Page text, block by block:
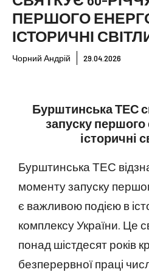
ПЕРШОГО
ІСТОРИЧНІ
Чорний Андрій 29.04.2026
Бурштинська ТЕС
запуску першого
історичні
Бурштинська ТЕС
моменту запуску
є важливою подією в
комплексу України. Це
понад шістдесят років
безперервної праці